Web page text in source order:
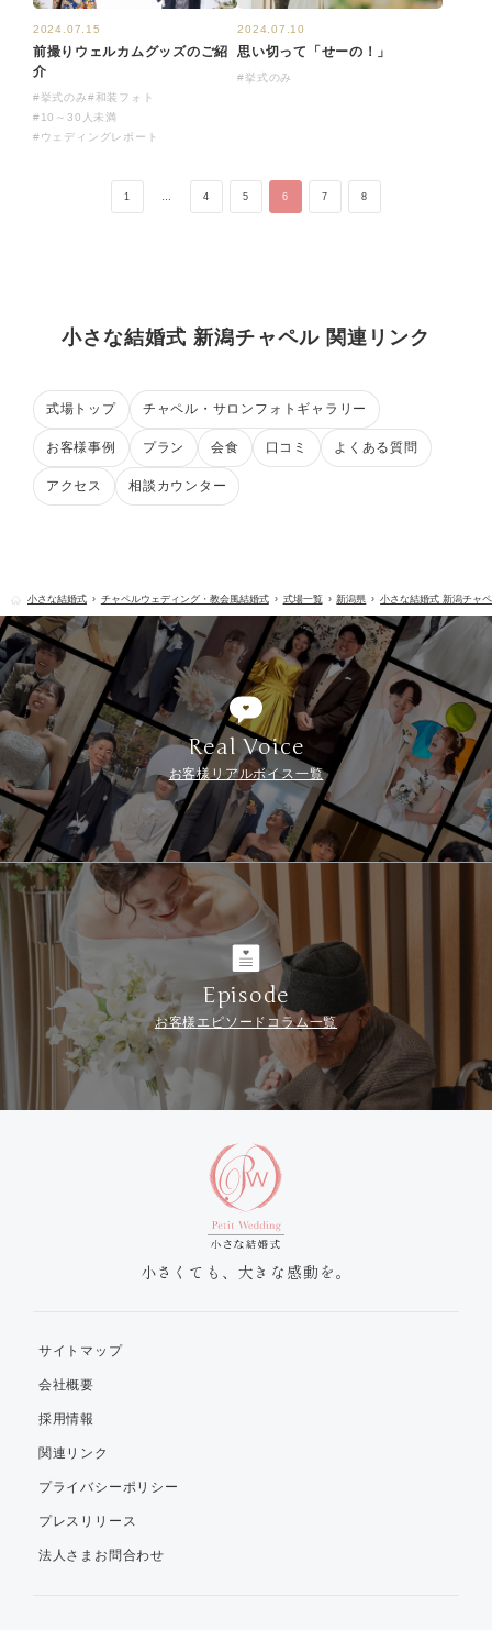
2024.07.15
前撮りウェルカムグッズのご紹
介
#挙式のみ#和装フォト
#10～30人未満
#ウェディングレポート
2024.07.10
思い切って「せーの！」
#挙式のみ
1 … 4 5 6 7 8
小さな結婚式 新潟チャペル 関連リンク
式場トップ チャペル・サロンフォトギャラリー
お客様事例 プラン 会食 口コミ よくある質問
アクセス 相談カウンター
小さな結婚式 チャペルウェディング・教会風結婚式 式場一覧 新潟県 小さな結婚式 新潟チャ
Real Voice
お客様リアルボイス一覧
Episode
お客様エピソードコラム一覧
小さくても、大きな感動を。
サイトマップ
会社概要
採用情報
関連リンク
プライバシーポリシー
プレスリリース
法人さまお問合わせ